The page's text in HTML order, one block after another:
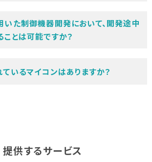
いた制御機器開発において、開発途中
とは可能ですか？
ているマイコンはありますか？
提供するサービス